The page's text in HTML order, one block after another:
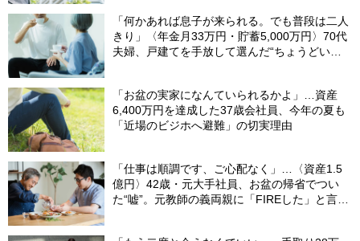
「何かあれば息子が来られる。でも普段は二人
きり」〈年金月33万円・貯蓄5,000万円〉70代
夫婦、戸建てを手放して選んだ“ちょうどいい
「お盆の実家になんていられるかよ」…資産
6,400万円を達成した37歳会社員、今年の夏も
「近場のビジホへ避難」の切実理由
「仕事は順調です、ご心配なく」…〈資産1.5
億円〉42歳・元大手社員、お盆の帰省でつい
た“嘘”。元教師の義両親に「FIREした」と言え